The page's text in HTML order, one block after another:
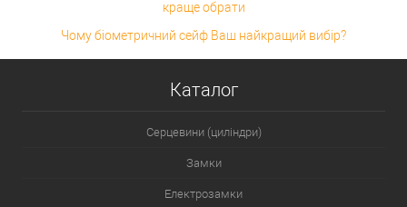
краще обрати
Чому біометричний сейф Ваш найкращий вибір?
Каталог
Серцевини (циліндри)
Замки
Електрозамки